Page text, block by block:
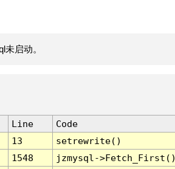
启动。
Line
Code
13
setrewrite()
1548
jzmysql-